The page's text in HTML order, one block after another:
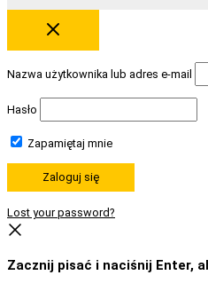
Nazwa użytkownika lub adres e-mail
Hasło
Zapamiętaj mnie
Lost your password?
Zacznij pisać i naciśnij Enter,